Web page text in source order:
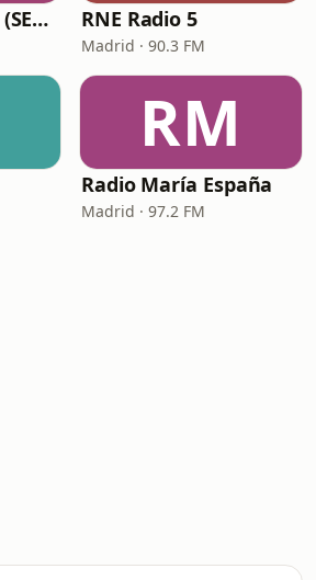
Cadena SER Más (SER+ Sevilla) RNE Radio 5
Madrid · 90.3 FM
RM
Radio María España
Madrid · 97.2 FM